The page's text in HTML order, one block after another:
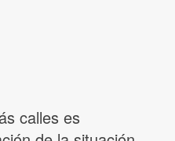
calles es